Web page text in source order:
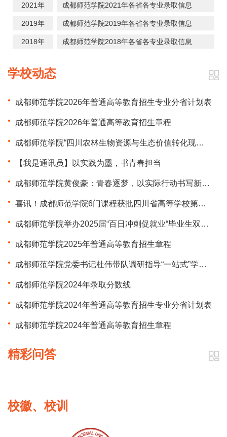
2021年 成都师范学院2021年各省各专业录取信息
2019年 成都师范学院2019年各省各专业录取信息
2018年 成都师范学院2018年各省各专业录取信息
学校动态
成都师范学院2026年普通高等教育招生专业分省计划表
成都师范学院2026年普通高等教育招生章程
成都师范学院“四川农林生物资源与生态价值转化现代产业学院”成功入选第三批省级现代产业学院
【我是通讯员】以实践为墨，书青春担当
成都师范学院黄俊豪：青春逐梦，以实际行动书写新时代大学生奋进篇章
喜讯！成都师范学院6门课程获批四川省高等学校第二批高阶课程立项
成都师范学院举办2025届“百日冲刺促就业“毕业生双选会
成都师范学院2025年普通高等教育招生章程
成都师范学院党委书记杜伟带队调研指导“一站式”学生社区建设工作
成都师范学院2024年录取分数线
成都师范学院2024年普通高等教育招生专业分省计划表
成都师范学院2024年普通高等教育招生章程
精彩问答
校徽、校训